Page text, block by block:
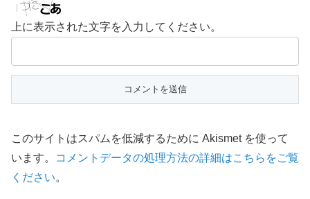
上に表示された文字を入力してください。
このサイトはスパムを低減するために Akismet を使って
います。
コメントデータの処理方法の詳細はこちらをご覧
ください。